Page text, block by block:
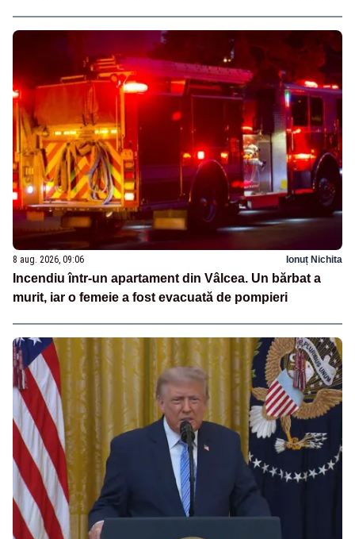
8 aug. 2026, 09:06 Ionuț Nichita
Incendiu într-un apartament din Vâlcea. Un bărbat a
murit, iar o femeie a fost evacuată de pompieri